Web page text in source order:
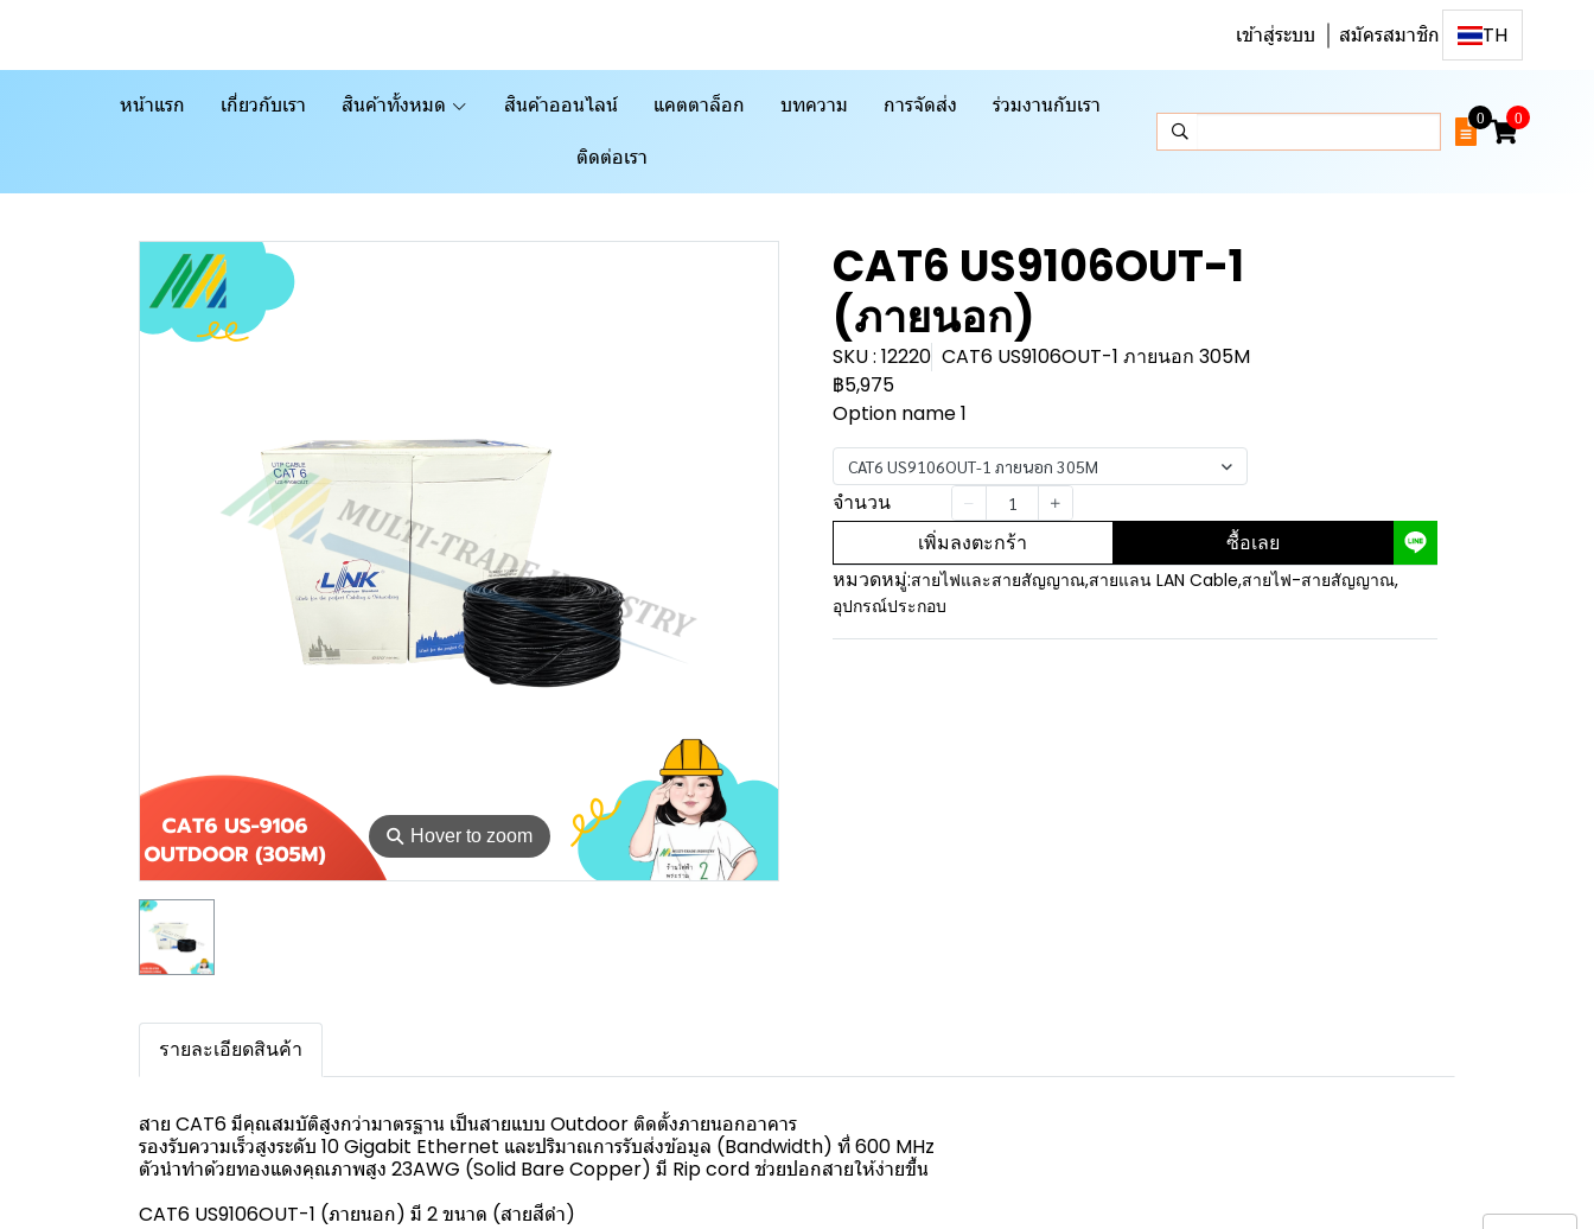
เข้าสู่ระบบ สมัครสมาชิก TH
หน้าแรก เกี่ยวกับเรา สินค้าทั้งหมด สินค้าออนไลน์ แคตตาล็อก บทความ การจัดส่ง ร่วมงานกับเรา
ติดต่อเรา
0 0
⚲ Hover to zoom
CAT6 US9106OUT-1
(ภายนอก)
SKU : 12220 CAT6 US9106OUT-1 ภายนอก 305M
฿5,975
Option name 1
CAT6 US9106OUT-1 ภายนอก 305M
จำนวน
เพิ่มลงตะกร้า ซื้อเลย
หมวดหมู่:สายไฟและสายสัญญาณ,สายแลน LAN Cable,สายไฟ-สายสัญญาณ,
อุปกรณ์ประกอบ
รายละเอียดสินค้า
สาย CAT6 มีคุณสมบัติสูงกว่ามาตรฐาน เป็นสายแบบ Outdoor ติดตั้งภายนอกอาคาร
รองรับความเร็วสูงระดับ 10 Gigabit Ethernet และปริมาณการรับส่งข้อมูล (Bandwidth) ที่ 600 MHz
ตัวนำทำด้วยทองแดงคุณภาพสูง 23AWG (Solid Bare Copper) มี Rip cord ช่วยปอกสายให้ง่ายขึ้น
CAT6 US9106OUT-1 (ภายนอก) มี 2 ขนาด (สายสีดำ)